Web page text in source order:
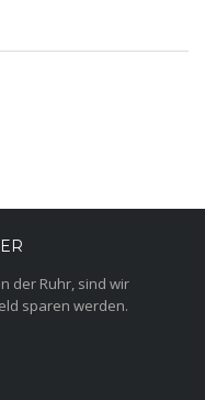
der Ruhr, sind wir
sparen werden.